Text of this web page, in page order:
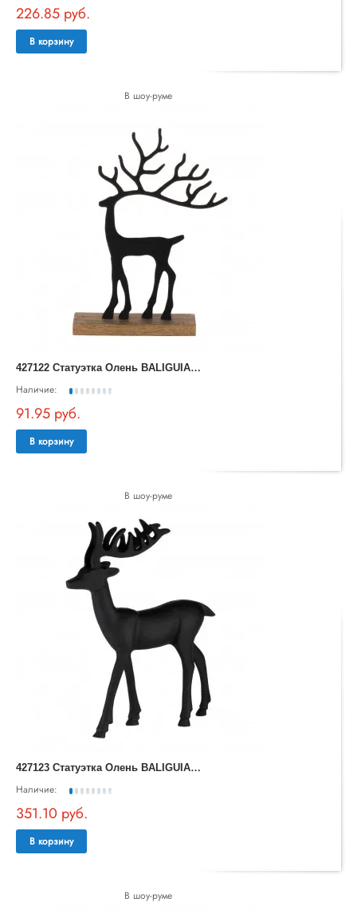
226.85 руб.
В корзину
В шоу-руме
4
27122 Статуэтка Олень BALIGUIAN, L185, B50, H255, алюминий, дерево, черный, натуральный
Наличие:
91.95 руб.
В корзину
В шоу-руме
4
27123 Статуэтка Олень BALIGUIAN, L280, B55, H340, алюминий, черный
Наличие:
351.10 руб.
В корзину
В шоу-руме